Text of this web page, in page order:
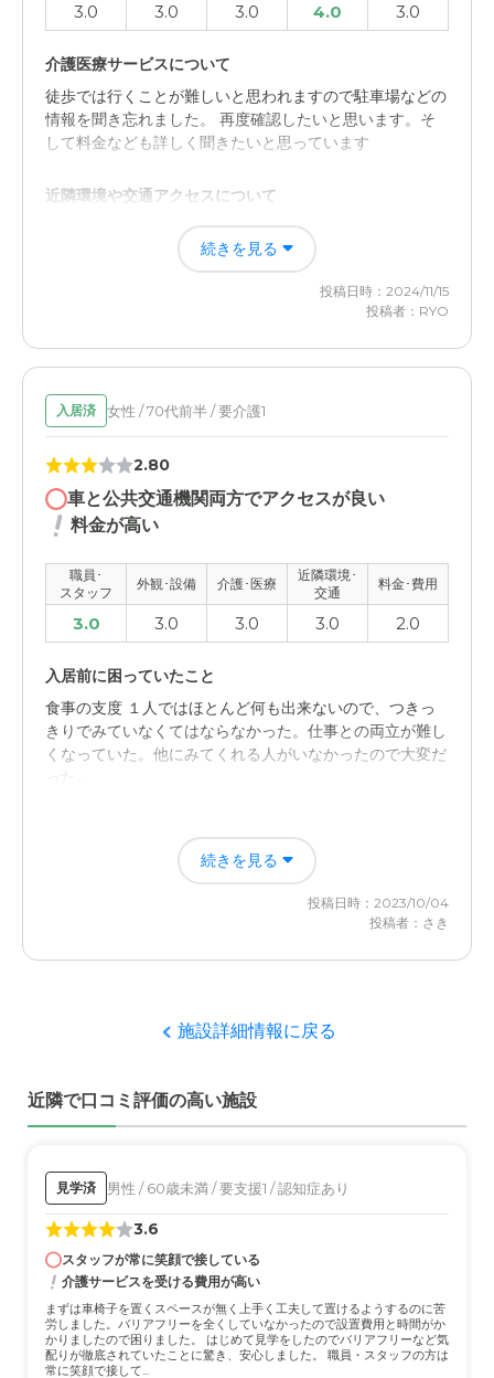
3.0 3.0 3.0 4.0 3.0
介護医療サービスについて
徒歩では行くことが難しいと思われますので駐車場などの
情報を聞き忘れました。 再度確認したいと思います。そ
して料金なども詳しく聞きたいと思っています
近隣環境や交通アクセスについて
見学は短時間であったため詳細には分かりませんが雰囲気
的に良さそうに思いました。 自宅に比較的に近いため利
用しやすく感じています。 費用など、その他については
続きを見る
投稿日時：2024/11/15
投稿者：RYO
入居済 女性 / 70代前半 / 要介護1
2.80
車と公共交通機関両方でアクセスが良い
料金が高い
職員･
スタッフ
外観･設備 介護･医療
近隣環境･
交通
料金･費用
3.0 3.0 3.0 3.0 2.0
入居前に困っていたこと
食事の支度 １人ではほとんど何も出来ないので、つきっ
きりでみていなくてはならなかった。仕事との両立が難し
くなっていた。他にみてくれる人がいなかったので大変だ
った。
自分に使える時間が増え生活にゆとりが出来た。自分自身
の将来を考える事ができた。精神的にも肉体的にも余裕が
できた。ただ思ったより金銭面で負担が大きくなった。
愛の家 グループホーム 市川国分の評価
のよさと、比較的近くにあったので決めました。
よい人、良くない人様々で入れかえもあるので、一概には
言えないですが、一生懸命働いているとは思います。
外観・内装・居室・設備について
他の所を見ていないので分かりませんが、普通だと思いま
す。良くも悪くもない。ただ清潔感はありました。
介護医療サービスについて
医療専門スタッフがいないので、多少不安がありますが、
特に大きい病気にもなっていないので、今のところは大丈
夫です。
続きを見る
投稿日時：2023/10/04
投稿者：さき
施設詳細情報に戻る
近隣で口コミ評価の高い施設
見学済 男性 / 60歳未満 / 要支援1 / 認知症あり
3.6
スタッフが常に笑顔で接している
介護サービスを受ける費用が高い
まずは車椅子を置くスペースが無く上手く工夫して置けるようするのに苦
労しました。バリアフリーを全くしていなかったので設置費用と時間がか
かりましたので困りました。 はじめて見学をしたのでバリアフリーなど気
配りが徹底されていたことに驚き、安心しました。 職員・スタッフの方は
常に笑顔で接して...